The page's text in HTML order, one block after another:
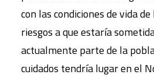
con las condiciones de vida
riesgos a que estaría
actualmente parte de la
cuidados tendría lugar en el